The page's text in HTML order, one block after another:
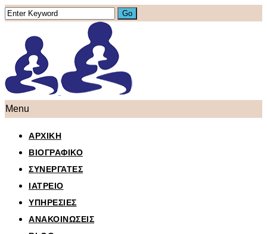
Menu
ΑΡΧΙΚΗ
ΒΙΟΓΡΑΦΙΚΟ
ΣΥΝΕΡΓΑΤΕΣ
ΙΑΤΡΕΙΟ
ΥΠΗΡΕΣΙΕΣ
ΑΝΑΚΟΙΝΩΣΕΙΣ